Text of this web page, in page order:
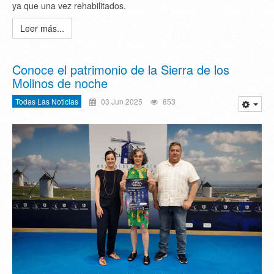
ya que una vez rehabilitados.
Leer más...
Conoce el patrimonio de la Sierra de los
Molinos de noche
Todas Las Noticias 03 Jun 2025 853